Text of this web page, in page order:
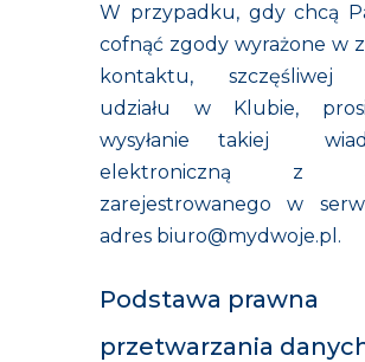
W przypadku, gdy chcą
cofnąć zgody wyrażone w
kontaktu, szczęśliwej
udziału w Klubie,
wysyłanie takiej
elektroniczną z
zarejestrowanego w
adres biuro@mydwoje.pl .
Podstawa prawna
przetwarzania